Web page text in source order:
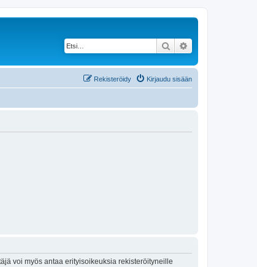
Etsi
Kirjaudu sisään
Rekisteröidy
voi myös antaa erityisoikeuksia rekisteröityneille